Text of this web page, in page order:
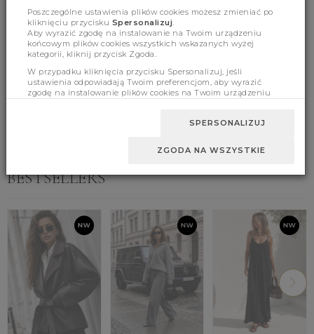
Product features
BESTSELLERS
Poszczególne ustawienia plików cookies możesz zmieniać po
kliknięciu przycisku Spersonalizuj.
Aby wyrazić zgodę na instalowanie na Twoim urządzeniu
końcowym plików cookies wszystkich wskazanych wyżej
kategorii, kliknij przycisk Zgoda.
W przypadku kliknięcia przycisku Spersonalizuj, jeśli
ustawienia odpowiadają Twoim preferencjom, aby wyrazić
zgodę na instalowanie plików cookies na Twoim urządzeniu
SPERSONALIZUJ
ZGODA NA WSZYSTKIE